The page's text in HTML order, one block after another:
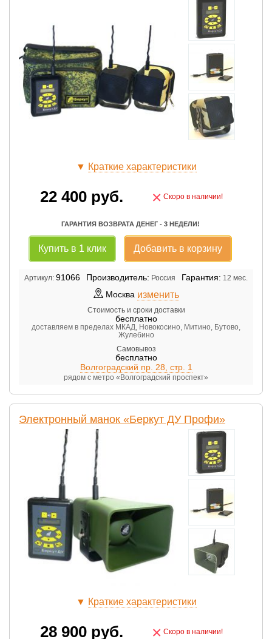
▼ Краткие характеристики
22 400 руб. × Скоро в наличии!
ГАРАНТИЯ ВОЗВРАТА ДЕНЕГ - 3 НЕДЕЛИ!
Купить в 1 клик Добавить в корзину
Артикул: 91066 Производитель: Россия Гарантия: 12 мес.
Москва изменить
Стоимость и сроки доставки
бесплатно
доставляем в пределах МКАД, Новокосино, Митино, Бутово,
Жулебино
Самовывоз
бесплатно
Волгоградский пр. 28, стр. 1
рядом с метро «Волгоградский проспект»
Электронный манок «Беркут ДУ Профи»
▼ Краткие характеристики
28 900 руб. × Скоро в наличии!